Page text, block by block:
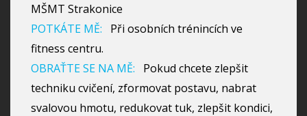
MŠMT Strakonice
POTKÁTE MĚ:
Při osobních trénincích ve
fitness centru.
OBRAŤTE SE NA MĚ:
Pokud chcete zlepšit
techniku cvičení, zformovat postavu, nabrat
svalovou hmotu, redukovat tuk, zlepšit kondici,